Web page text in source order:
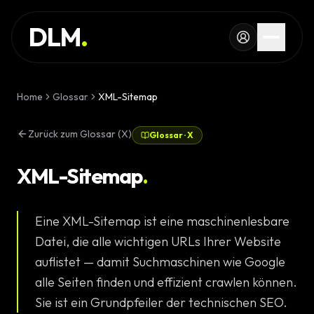
Skip to main content
DLM.
DIENSTLEISTUNG
REFERENZEN
WISSEN
GLOSSAR
MAGAZIN
KONFIGURATOR
RECHNER
PROJEKT
STARTEN
Premium
Komplexe
Home Glossar XML-Sitemap
Zurück zum Glossar (X) Glossar·X
XML-Sitemap.
Eine XML-Sitemap ist eine maschinenlesbare
Datei, die alle wichtigen URLs Ihrer Website
auflistet — damit Suchmaschinen wie Google
alle Seiten finden und effizient crawlen können.
Sie ist ein Grundpfeiler der technischen SEO.